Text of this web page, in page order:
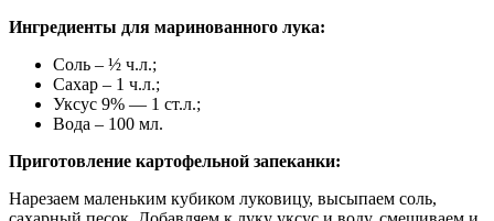
Ингредиенты для маринованного лука:
Соль – ½ ч.л.;
Сахар – 1 ч.л.;
Уксус 9% — 1 ст.л.;
Вода – 100 мл.
Приготовление картофельной запеканки:
Нарезаем маленьким кубиком луковицу, высыпаем соль,